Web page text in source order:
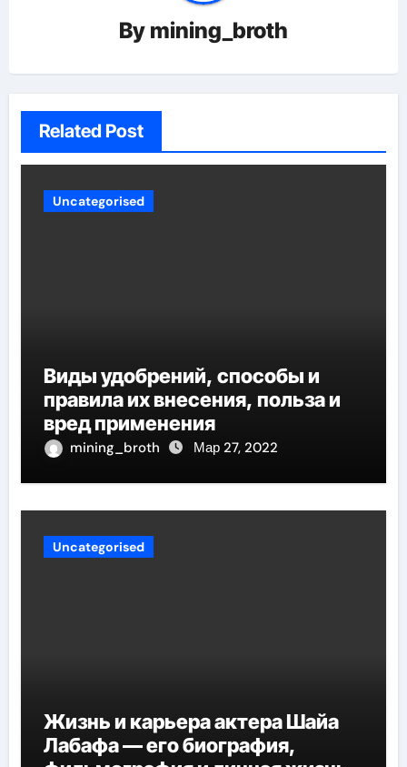
By mining_broth
Related Post
Uncategorised
Виды удобрений, способы и
правила их внесения, польза и
вред применения
mining_broth Мар 27, 2022
Uncategorised
Жизнь и карьера актера Шайа
Лабафа — его биография,